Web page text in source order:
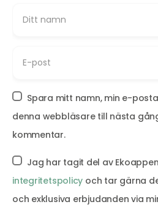
Spara mitt namn, min e-
denna webbläsare till nästa
kommentar.
Jag har tagit del av
integritetspolicy och tar gärna
och exklusiva erbjudanden via